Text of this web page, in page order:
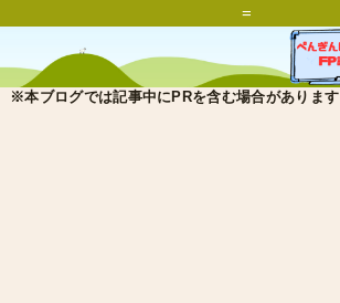
=
※本ブログでは記事中にPRを含む場合があります